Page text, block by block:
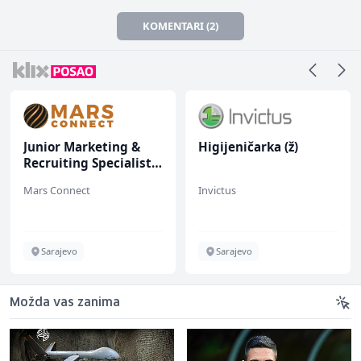
KOMENTARI (2)
Junior Marketing &
Recruiting Specialist
Mars Connect
Sarajevo
Higijeničarka (ž)
Invictus
Sarajevo
Možda vas zanima